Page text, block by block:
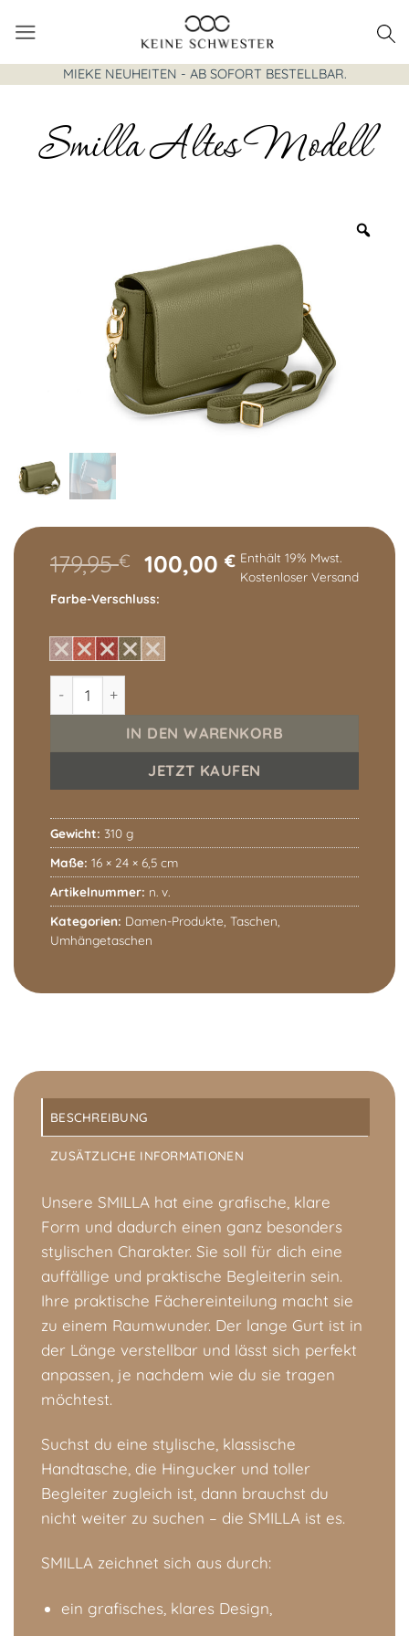
Inhalt
springen
MIEKE NEUHEITEN - AB SOFORT BESTELLBAR.
Smilla Altes Modell
179,95€ Ursprünglicher
Preis
war:
179,95 €
100,00 €Aktueller
Preis
Enthält 19% Mwst.
Kostenloser Versand
Farbe-Verschluss
IN DEN WARENKORB
JETZT KAUFEN
Gewicht: 310 g
Maße: 16 × 24 × 6,5 cm
Artikelnummer: n. v.
Kategorien: Damen-Produkte Taschen
Umhängetaschen
BESCHREIBUNG
ZUSÄTZLICHE INFORMATIONEN
Unsere SMILLA hat eine grafische, klare
Form und dadurch einen ganz besonders
stylischen Charakter. Sie soll für dich eine
auffällige und praktische Begleiterin sein.
Ihre praktische Fächereinteilung macht sie
zu einem Raumwunder. Der lange Gurt ist in
der Länge verstellbar und lässt sich perfekt
anpassen, je nachdem wie du sie tragen
möchtest.
Suchst du eine stylische, klassische
Handtasche, die Hingucker und toller
Begleiter zugleich ist, dann brauchst du
nicht weiter zu suchen – die SMILLA ist es.
SMILLA zeichnet sich aus durch:
ein grafisches, klares Design,